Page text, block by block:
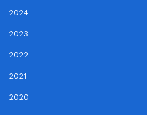
2024
2023
2022
2021
2020